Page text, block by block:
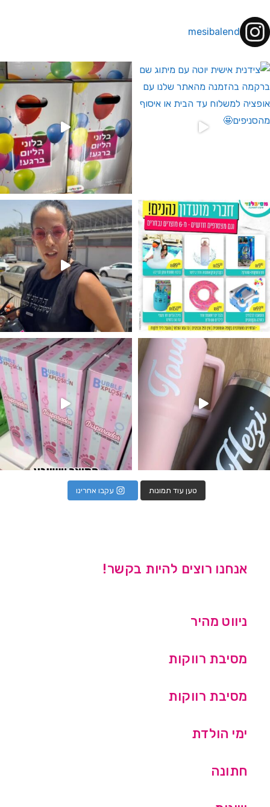
mesibalend
לחברי מועדון ומצטרפים חדשים🤍
מין העובר רק במסיבלנד !! קיים
מטף לגילוי מין העובר חזר למלא
טען עוד תמונות עקבו אחרינו
אנחנו רוצים להיות בקשר!
ניווט מהיר
מסיבת רווקות
מסיבת רווקות
ימי הולדת
חתונה